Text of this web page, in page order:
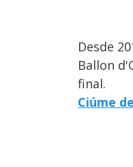
Desde
Ballon
final.
Ciúme